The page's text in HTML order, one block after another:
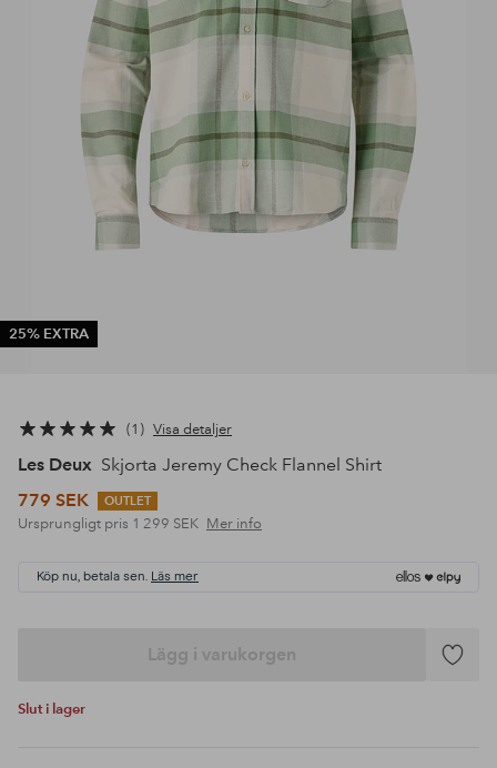
25% EXTRA
1 Visa detaljer
Les Deux Skjorta Jeremy Check Flannel Shirt
779 SEK
OUTLET
Ursprungligt pris 1 299 SEK Mer info
Köp nu, betala sen. Läs mer
Lägg i varukorgen
Lägg
Slut i lager